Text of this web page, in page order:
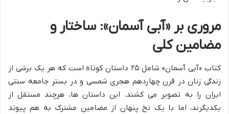
مروری بر «آبی آسمان»: ساختار و
مضامین کلی
کتاب «آبی آسمان» شامل ۲۵ داستان کوتاه است که هر یک برشی از
زندگی زنان در قرن چهاردهم هجری شمسی و در بستر جامعه سنتی
ایران را به تصویر می کشند. این داستان ها، هرچند مستقل از
یکدیگرند، اما با یک نخ پنهان از مضامین مشترک به هم پیوند